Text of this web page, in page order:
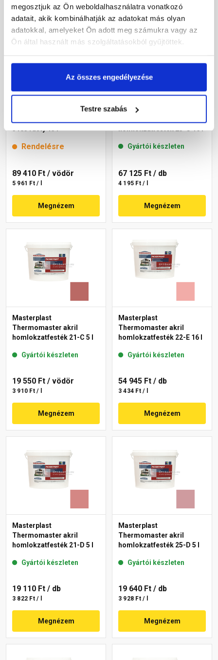
megosztjuk az Ön weboldalhasználatra vonatkozó
adatait, akik kombinálhatják az adatokat más olyan
adatokkal, amelyeket Ön adott meg számukra vagy az
Ön által használt más szolgáltatásokból gyűjtöttek.
Az összes engedélyezése
Testre szabás
Cemix 2800 SiliconTOP
5185 rusty 15 l
Rendelésre
89 410 Ft / vödör
5 961 Ft / l
Megnézem
Masterplast
homlokzatfesték 25-C 16 l
Gyártói készleten
67 125 Ft / db
4 195 Ft / l
Megnézem
Masterplast
Thermomaster akril
homlokzatfesték 21-C 5 l
Gyártói készleten
19 550 Ft / vödör
3 910 Ft / l
Megnézem
Masterplast
Thermomaster akril
homlokzatfesték 22-E 16 l
Gyártói készleten
54 945 Ft / db
3 434 Ft / l
Megnézem
Masterplast
Thermomaster akril
homlokzatfesték 21-D 5 l
Gyártói készleten
19 110 Ft / db
3 822 Ft / l
Megnézem
Masterplast
Thermomaster akril
homlokzatfesték 25-D 5 l
Gyártói készleten
19 640 Ft / db
3 928 Ft / l
Megnézem